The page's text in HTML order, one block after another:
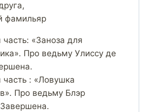
фамильяр
«Заноза для
Про ведьму Улиссу де
: «Ловушка
Про ведьму Блэр